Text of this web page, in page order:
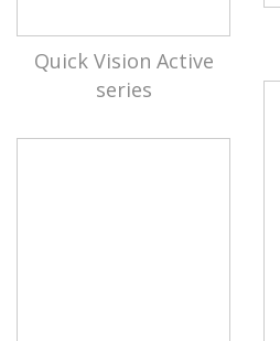
Quick Vision Active
series